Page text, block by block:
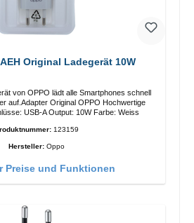
Original Ladegerät 10W
von OPPO lädt alle Smartphones schnell
Original OPPO Hochwertige
Verarbeitung Anschlüsse: USB-A Output: 10W Farbe: Weiss
123159
Hersteller: Oppo
Preise und Funktionen